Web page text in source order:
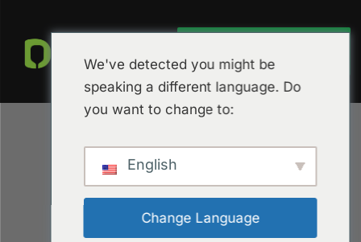
We've detected you might be
speaking a different language. Do
you want to change to:
English
Change Language